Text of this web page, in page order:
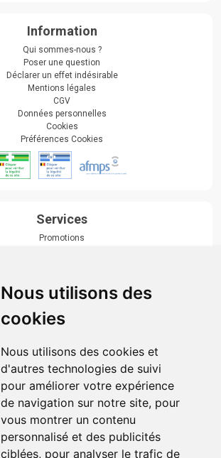
Nous utilisons des
cookies
Nous utilisons des cookies et
d'autres technologies de suivi
pour améliorer votre expérience
de navigation sur notre site, pour
vous montrer un contenu
personnalisé et des publicités
ciblées, pour analyser le trafic de
Information
Qui sommes-nous ?
Poser une question
Déclarer un effet indésirable
Mentions légales
CGV
Données personnelles
Cookies
Préférences Cookies
Services
Promotions
Actualités & conseils
Événements
Marques
Suivez-nous
Paiement
Simple, rapide et 100% sécurisé